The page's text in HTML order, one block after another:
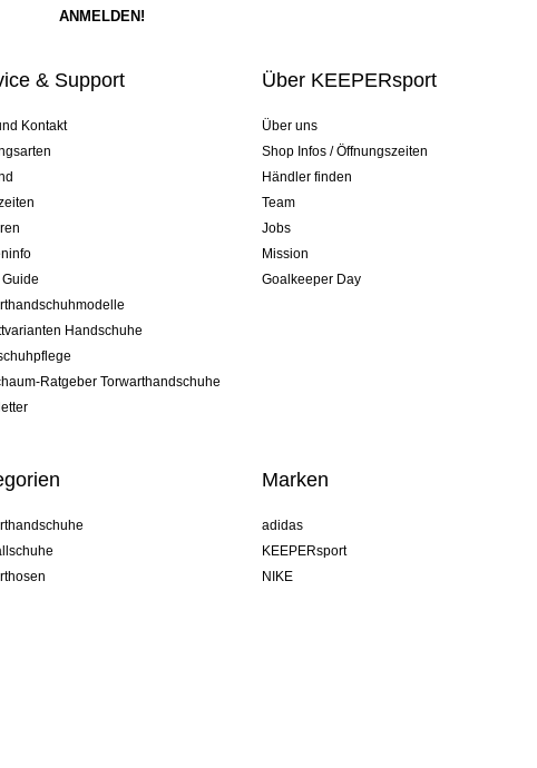
& Support
Kontakt
Handschuhe
Ratgeber Torwarthandschuhe
Über KEEPERsport
Über uns
Shop Infos / Öffnungszeiten
Händler finden
Team
Jobs
Mission
Goalkeeper Day
Marken
adidas
KEEPERsport
NIKE